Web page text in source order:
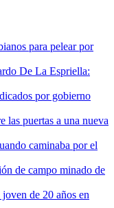
para pelear por
De La Espriella:
por gobierno
las puertas a una nueva
caminaba por el
de campo minado de
de 20 años en